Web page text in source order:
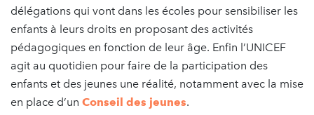
délégations qui vont dans les écoles pour sensibiliser les
enfants à leurs droits en proposant des activités
pédagogiques en fonction de leur âge. Enfin l’UNICEF
agit au quotidien pour faire de la participation des
enfants et des jeunes une réalité, notamment avec la mise
en place d’un Conseil des jeunes.